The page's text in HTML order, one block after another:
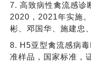
7. 高致病性禽流感诊
2020，2021年实施
彬、邓国华、施建忠
8. H5亚型禽流感病
准样品，国家标准，